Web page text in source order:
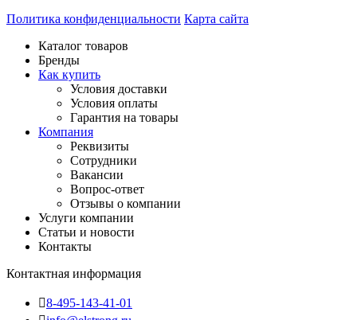
Политика конфиденциальности Карта сайта
Каталог товаров
Бренды
Как купить
Условия доставки
Условия оплаты
Гарантия на товары
Компания
Реквизиты
Сотрудники
Вакансии
Вопрос-ответ
Отзывы о компании
Услуги компании
Статьи и новости
Контакты
Контактная информация
8-495-143-41-01